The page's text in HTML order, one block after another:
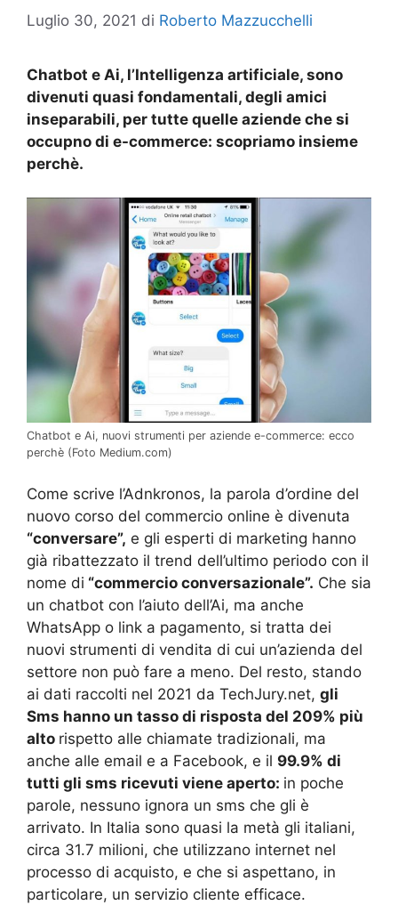
Luglio 30, 2021 di Roberto Mazzucchelli
Chatbot e Ai, l’Intelligenza artificiale, sono
divenuti quasi fondamentali, degli amici
inseparabili, per tutte quelle aziende che si
occupno di e-commerce: scopriamo insieme
perchè.
Chatbot e Ai, nuovi strumenti per aziende e-commerce: ecco
perchè (Foto Medium.com)
Come scrive l’Adnkronos, la parola d’ordine del
nuovo corso del commercio online è divenuta
“conversare”, e gli esperti di marketing hanno
già ribattezzato il trend dell’ultimo periodo con il
nome di “commercio conversazionale”. Che sia
un chatbot con l’aiuto dell’Ai, ma anche
WhatsApp o link a pagamento, si tratta dei
nuovi strumenti di vendita di cui un’azienda del
settore non può fare a meno. Del resto, stando
ai dati raccolti nel 2021 da TechJury.net, gli
Sms hanno un tasso di risposta del 209% più
alto rispetto alle chiamate tradizionali, ma
anche alle email e a Facebook, e il 99.9% di
tutti gli sms ricevuti viene aperto: in poche
parole, nessuno ignora un sms che gli è
arrivato. In Italia sono quasi la metà gli italiani,
circa 31.7 milioni, che utilizzano internet nel
processo di acquisto, e che si aspettano, in
particolare, un servizio cliente efficace.